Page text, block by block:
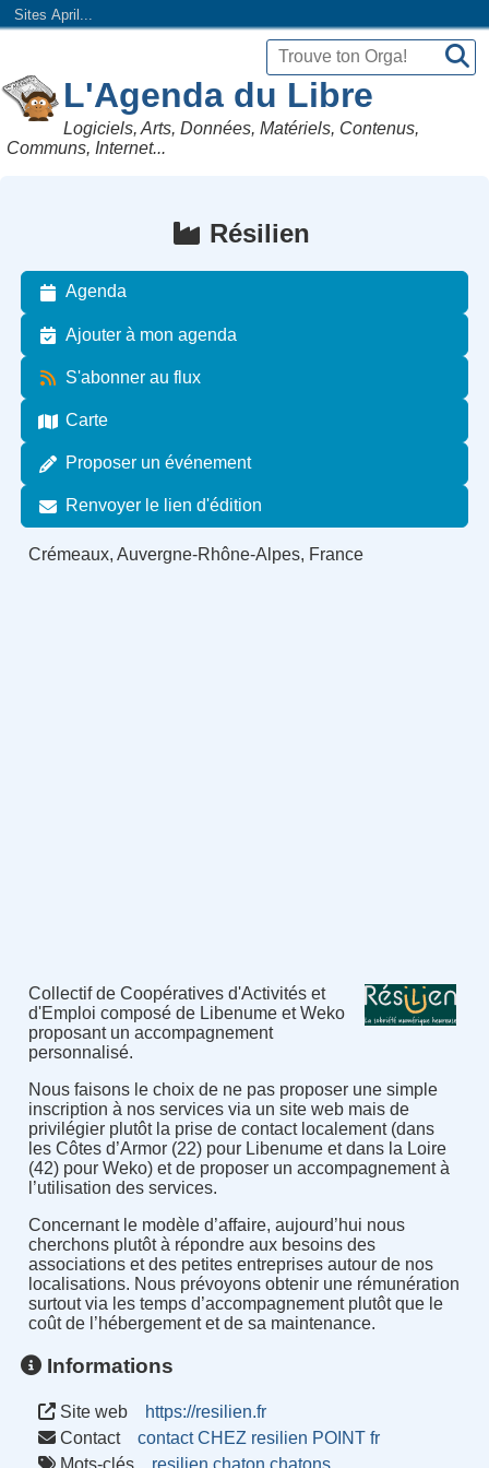
Sites April...
L'Agenda du Libre
Logiciels, Arts, Données, Matériels, Contenus,
Communs, Internet...
Résilien
Agenda
Ajouter à mon agenda
S'abonner au flux
Carte
Proposer un événement
Renvoyer le lien d'édition
Crémeaux, Auvergne-Rhône-Alpes, France
Collectif de Coopératives d'Activités et
d'Emploi composé de Libenume et Weko
proposant un accompagnement
personnalisé.
Nous faisons le choix de ne pas proposer une simple
inscription à nos services via un site web mais de
privilégier plutôt la prise de contact localement (dans
les Côtes d’Armor (22) pour Libenume et dans la Loire
(42) pour Weko) et de proposer un accompagnement à
l’utilisation des services.
Concernant le modèle d’affaire, aujourd’hui nous
cherchons plutôt à répondre aux besoins des
associations et des petites entreprises autour de nos
localisations. Nous prévoyons obtenir une rémunération
surtout via les temps d’accompagnement plutôt que le
coût de l’hébergement et de sa maintenance.
Informations
Site web
https://resilien.fr
Contact
contact CHEZ resilien POINT fr